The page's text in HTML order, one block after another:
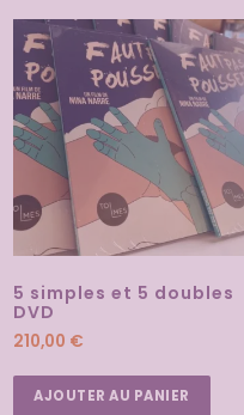
5 simples et 5 doubles
DVD
210,00 €
AJOUTER AU PANIER